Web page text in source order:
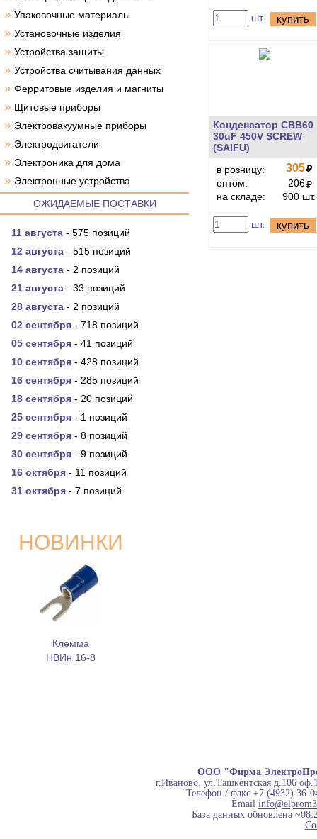
» Упаковочные материалы
» Установочные изделия
» Устройства защиты
» Устройства считывания данных
» Ферритовые изделия и магниты
» Щитовые приборы
» Электровакуумные приборы
» Электродвигатели
» Электроника для дома
» Электронные устройства
ОЖИДАЕМЫЕ ПОСТАВКИ
11 августа - 575 позиций
12 августа - 515 позиций
14 августа - 2 позиций
21 августа - 33 позиций
28 августа - 2 позиций
02 сентября - 718 позиций
05 сентября - 41 позиций
10 сентября - 428 позиций
16 сентября - 285 позиций
18 сентября - 20 позиций
25 сентября - 1 позиций
29 сентября - 8 позиций
30 сентября - 9 позиций
16 октября - 11 позиций
31 октября - 7 позиций
НОВИНКИ
Клемма
НВИн 16-8
шт. купить
Конденсатор CBB60
30uF 450V SCREW
(SAIFU)
в розницу:
305₽
оптом:
206₽
на складе:
900 шт.
шт. купить
ООО "Фирма
г.Иваново. ул.Ташкентская д.106
Телефон / факс +7 (4932) 36-
Email
База данных обновлена